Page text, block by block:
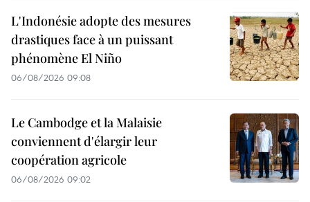
L'Indonésie adopte des mesures
drastiques face à un puissant
phénomène El Niño
06/08/2026 09:08
Le Cambodge et la Malaisie
conviennent d'élargir leur
coopération agricole
06/08/2026 09:02